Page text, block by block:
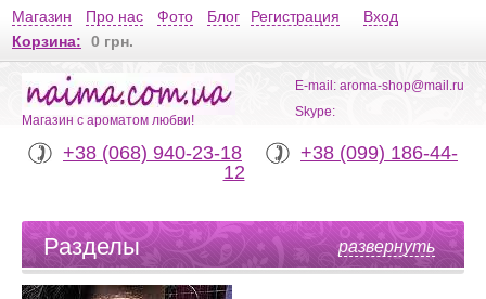
Магазин Про нас Фото Блог Регистрация
Вход
Корзина:
0 грн.
Магазин с ароматом любви!
+38 (068) 940-23-18
+38 (099) 186-44-
12
E-mail: aroma-shop@mail.ru
Skype:
развернуть
Разделы